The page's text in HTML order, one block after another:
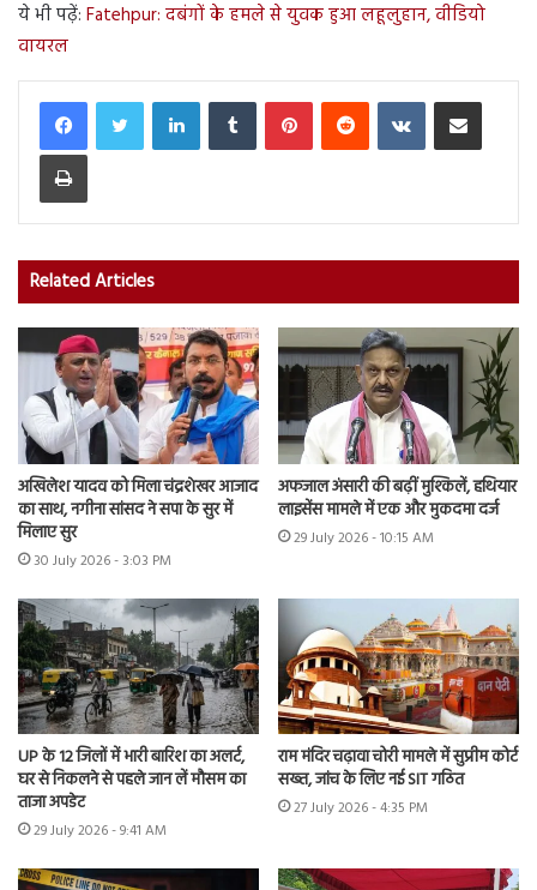
ये भी पढ़ें: Fatehpur: दबंगों के हमले से युवक हुआ लहूलुहान, वीडियो
वायरल
LinkedInTumblr PinterestReddit VKontakteShare via Email
Print
Related Articles
अखिलेश यादव को मिला चंद्रशेखर आजाद
का साथ, नगीना सांसद ने सपा के सुर में
मिलाए सुर
30 July 2026 - 3:03 PM
अफजाल अंसारी की बढ़ीं मुश्किलें, हथियार
लाइसेंस मामले में एक और मुकदमा दर्ज
29 July 2026 - 10:15 AM
UP के 12 जिलों में भारी बारिश का अलर्ट,
घर से निकलने से पहले जान लें मौसम का
ताजा अपडेट
29 July 2026 - 9:41 AM
राम मंदिर चढ़ावा चोरी मामले में सुप्रीम कोर्ट
सख्त, जांच के लिए नई SIT गठित
27 July 2026 - 4:35 PM